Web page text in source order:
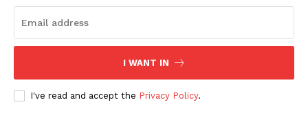
I WANT IN
I've read and accept the Privacy Policy.